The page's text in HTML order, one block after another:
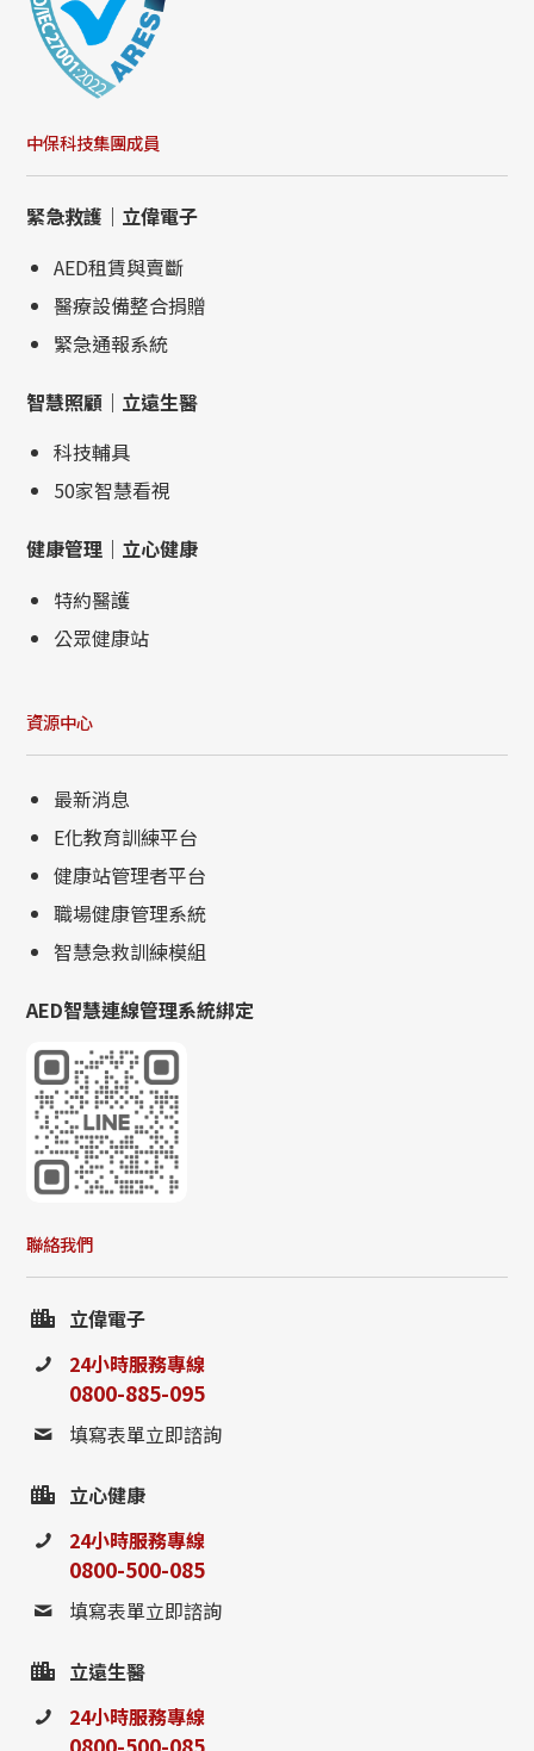
中保科技集團成員
緊急救護｜立偉電子
AED租賃與賣斷
醫療設備整合捐贈
緊急通報系統
智慧照顧｜立遠生醫
科技輔具
50家智慧看視
健康管理｜立心健康
特約醫護
公眾健康站
資源中心
最新消息
E化教育訓練平台
健康站管理者平台
職場健康管理系統
智慧急救訓練模組
AED智慧連線管理系統綁定
聯絡我們
立偉電子
24小時服務專線
0800-885-095
填寫表單立即諮詢
立心健康
24小時服務專線
0800-500-085
填寫表單立即諮詢
立遠生醫
24小時服務專線